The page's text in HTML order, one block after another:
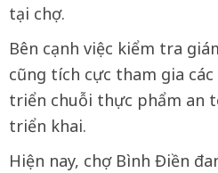
tại chợ.
Bên cạnh việc kiểm tra
cũng tích cực tham gia
triển chuỗi thực phẩm an
triển khai.
Hiện nay, chợ Bình Điền